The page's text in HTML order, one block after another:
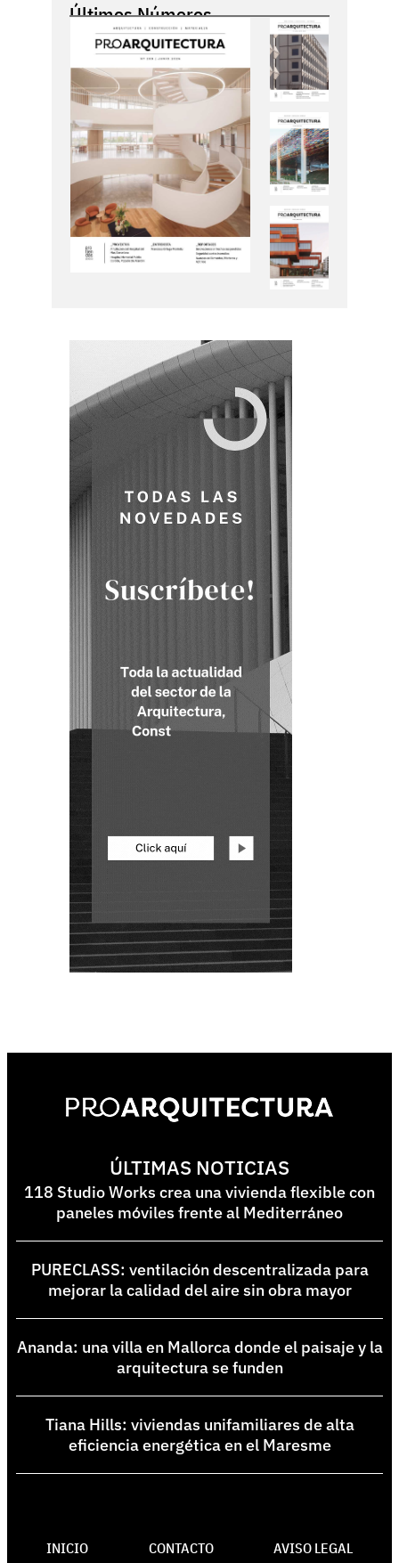
Últimos Números
ÚLTIMAS NOTICIAS
118 Studio Works crea una vivienda flexible con
paneles móviles frente al Mediterráneo
PURECLASS: ventilación descentralizada para
mejorar la calidad del aire sin obra mayor
Ananda: una villa en Mallorca donde el paisaje y la
arquitectura se funden
Tiana Hills: viviendas unifamiliares de alta
eficiencia energética en el Maresme
INICIO CONTACTO AVISO LEGAL